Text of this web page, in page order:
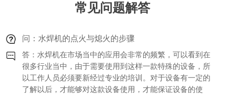
常见问题解答
问：水焊机的点火与熄火的步骤
答：水焊机在市场当中的应用会非常的频繁，可以看到在
很多行业当中，由于需要使用到这样一款特殊的设备，所
以工作人员必须要新经过专业的培训。对于设备有一定的
了解以后，才能够对这款设备使用，才能保证设备的使